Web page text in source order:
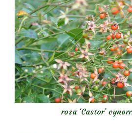
rosa ‘Castor’